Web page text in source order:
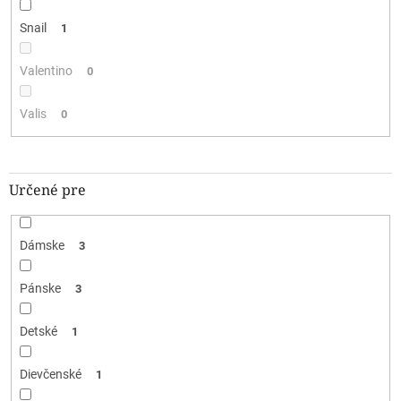
Snail 1
Valentino 0
Valis 0
Určené pre
Dámske 3
Pánske 3
Detské 1
Dievčenské 1